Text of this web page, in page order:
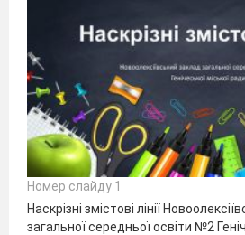
Номер слайду 1
Наскрізні змістові лінії
загальної середньої освіти №2